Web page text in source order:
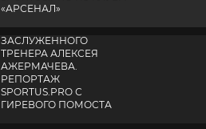
«АРСЕНАЛ»
ЗАСЛУЖЕННОГО
ТРЕНЕРА АЛЕКСЕЯ
АЖЕРМАЧЕВА.
РЕПОРТАЖ
SPORTUS.PRO С
ГИРЕВОГО ПОМОСТА